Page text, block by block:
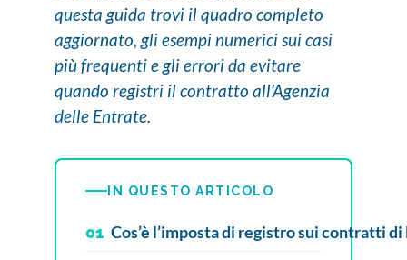
questa guida trovi il quadro completo
aggiornato, gli esempi numerici sui casi
più frequenti e gli errori da evitare
quando registri il contratto all’Agenzia
delle Entrate.
IN QUESTO ARTICOLO
01 Cos’è l’imposta di registro sui contratti